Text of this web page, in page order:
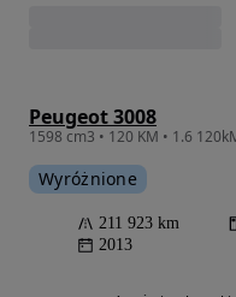
Peugeot 3008
Wyróżnione
211 923 km
2013